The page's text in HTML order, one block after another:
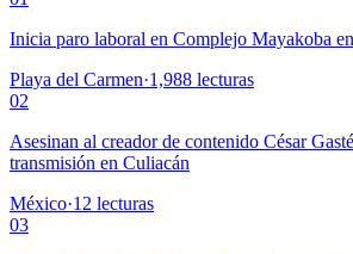
Inicia paro laboral en Complejo Mayakoba
Playa del Carmen·1,988 lecturas
02
Asesinan al creador de contenido César
transmisión en Culiacán
México·12 lecturas
03